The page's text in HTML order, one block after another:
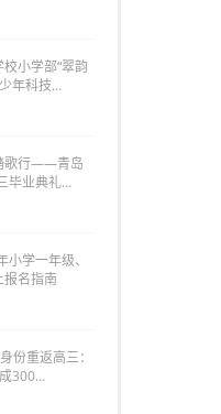
校小学部“翠韵
年科技…
歌行——青岛
毕业典礼…
学一年级、
报名指南
份重返高三：
300…